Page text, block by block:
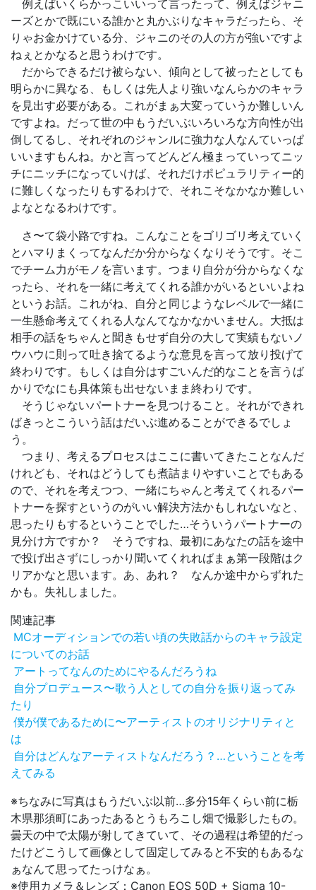
例えばいくらかっこいいって言ったって、例えばジャニ
ーズとかで既にいる誰かと丸かぶりなキャラだったら、そ
りゃお金かけている分、ジャニのその人の方が強いですよ
ねぇとかなると思うわけです。
だからできるだけ被らない、傾向として被ったとしても
明らかに異なる、もしくは先人より強いなんらかのキャラ
を見出す必要がある。これがまぁ大変っていうか難しいん
ですよね。だって世の中もうだいぶいろいろな方向性が出
倒してるし、それぞれのジャンルに強力な人なんていっぱ
いいますもんね。かと言ってどんどん極まっていってニッ
チにニッチになっていけば、それだけポピュラリティー的
に難しくなったりもするわけで、それこそなかなか難しい
よなとなるわけです。
さ〜て袋小路ですね。こんなことをゴリゴリ考えていく
とハマりまくってなんだか分からなくなりそうです。そこ
でチーム力がモノを言います。つまり自分が分からなくな
ったら、それを一緒に考えてくれる誰かがいるといいよね
というお話。これがね、自分と同じようなレベルで一緒に
一生懸命考えてくれる人なんてなかなかいません。大抵は
相手の話をちゃんと聞きもせず自分の大して実績もないノ
ウハウに則って吐き捨てるような意見を言って放り投げて
終わりです。もしくは自分はすごいんだ的なことを言うば
かりでなにも具体策も出せないまま終わりです。
そうじゃないパートナーを見つけること。それができれ
ばきっとこういう話はだいぶ進めることができるでしょ
う。
つまり、考えるプロセスはここに書いてきたことなんだ
けれども、それはどうしても煮詰まりやすいことでもある
ので、それを考えつつ、一緒にちゃんと考えてくれるパー
トナーを探すというのがいい解決方法かもしれないなと、
思ったりもするということでした…そういうパートナーの
見分け方ですか？ そうですね、最初にあなたの話を途中
で投げ出さずにしっかり聞いてくれればまぁ第一段階はク
リアかなと思います。あ、あれ？ なんか途中からずれた
かも。失礼しました。
関連記事
MCオーディションでの若い頃の失敗話からのキャラ設定
についてのお話
アートってなんのためにやるんだろうね
自分プロデュース〜歌う人としての自分を振り返ってみ
たり
僕が僕であるために〜アーティストのオリジナリティと
は
自分はどんなアーティストなんだろう？…ということを考
えてみる
※ちなみに写真はもうだいぶ以前…多分15年くらい前に栃
木県那須町にあったあるとうもろこし畑で撮影したもの。
曇天の中で太陽が射してきていて、その過程は希望的だっ
たけどこうして画像として固定してみると不安的もあるな
ぁなんて思ってたっけなぁ。
※使用カメラ＆レンズ：Canon EOS 50D + Sigma 10-